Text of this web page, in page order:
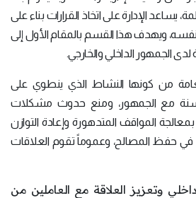
الإدارة على اتخاذ القرارات بناء على
ويهدف هذا القسم بالمقام الأول إلى
الجمهور الداخلي والخارجي.
من كونها النشاط الذي ينطوي على
مع الجمهور، ومنع حدوث مشكلات
المواقف المتدهورة وإعادة التوازن
في حفظ المصالح، وعموماً تقوم العلاقات
وتعزيز العلاقة مع العاملين من